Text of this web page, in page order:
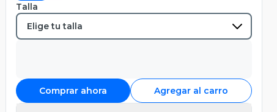
Talla
Comprar ahora Agregar al carro